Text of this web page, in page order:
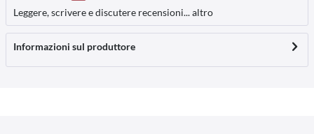
Leggere, scrivere e discutere recensioni...altro
Informazioni sul produttore